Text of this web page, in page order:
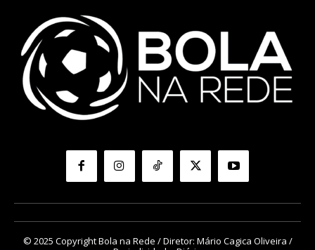
© 2025 Copyright Bola na Rede / Diretor: Mário Cagica Oliveira /